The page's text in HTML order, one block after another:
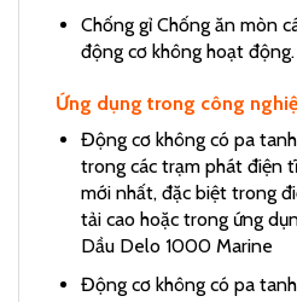
Chống gỉ Chống ăn mòn
động cơ không hoạt động.
Ứng dụng trong công
Động cơ không có pa
trong các trạm phát điện
mới nhất, đặc biệt trong
tải cao hoặc trong ứng
Dầu Delo 1000 Marine
Động cơ không có pa